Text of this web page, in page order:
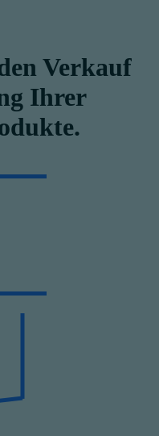
Verkauf
Ihrer